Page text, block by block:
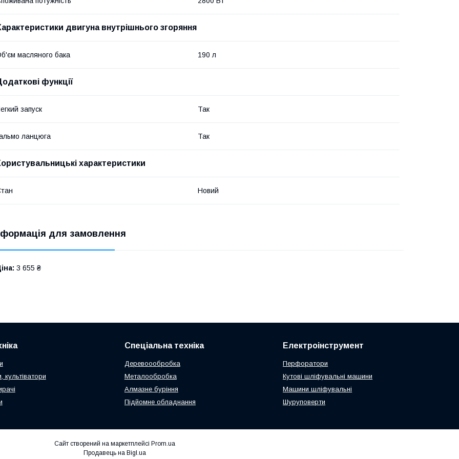
двигуна внутрішнього згоряння
масляного бака 190 л
функції
запуск Так
ланцюга Так
характеристики
Новий
для замовлення
3 655 ₴
культіватори
Спеціальна техніка
Деревоообробка
Металообробка
Алмазне буріння
Підйомне обладнання
Електроінструмент
Перфоратори
Кутові шліфувальні машини
Машини шліфувальні
Шуруповерти
Сайт створений на маркетплейсі Prom.ua
Продавець на Bigl.ua